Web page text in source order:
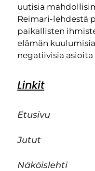
uutisia
Reimari-lehdestä
paikallisten
elämän
negatiivisia
Linkit
Etusivu
Jutut
Näköislehti